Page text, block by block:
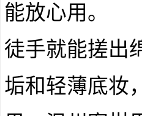
能放心用。
徒手就能搓出
垢和轻薄底妆